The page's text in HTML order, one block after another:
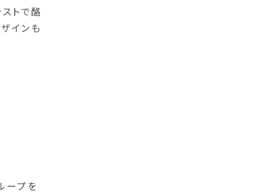
トで酪
インも
ープを